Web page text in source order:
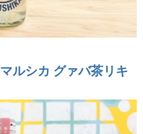
ルシカ グァバ茶リキ